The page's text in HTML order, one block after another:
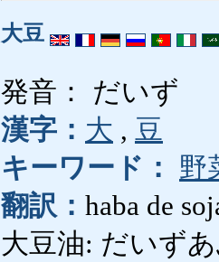
大豆
発音： だいず
漢字： 大 , 豆
キーワード：
野
翻訳： haba de
大豆油: だいず